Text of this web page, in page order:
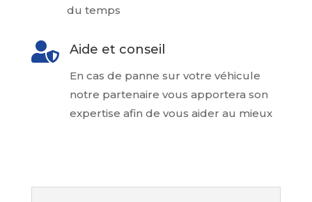
du temps
 Aide et conseil
En cas de panne sur votre véhicule
notre partenaire vous apportera son
expertise afin de vous aider au mieux